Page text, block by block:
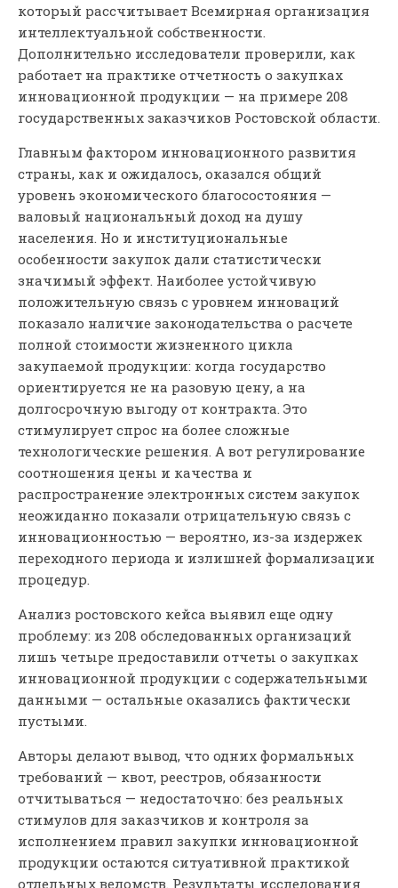
который рассчитывает Всемирная организация
интеллектуальной собственности.
Дополнительно исследователи проверили, как
работает на практике отчетность о закупках
инновационной продукции — на примере 208
государственных заказчиков Ростовской области.
Главным фактором инновационного развития
страны, как и ожидалось, оказался общий
уровень экономического благосостояния —
валовый национальный доход на душу
населения. Но и институциональные
особенности закупок дали статистически
значимый эффект. Наиболее устойчивую
положительную связь с уровнем инноваций
показало наличие законодательства о расчете
полной стоимости жизненного цикла
закупаемой продукции: когда государство
ориентируется не на разовую цену, а на
долгосрочную выгоду от контракта. Это
стимулирует спрос на более сложные
технологические решения. А вот регулирование
соотношения цены и качества и
распространение электронных систем закупок
неожиданно показали отрицательную связь с
инновационностью — вероятно, из-за издержек
переходного периода и излишней формализации
процедур.
Анализ ростовского кейса выявил еще одну
проблему: из 208 обследованных организаций
лишь четыре предоставили отчеты о закупках
инновационной продукции с содержательными
данными — остальные оказались фактически
пустыми.
Авторы делают вывод, что одних формальных
требований — квот, реестров, обязанности
отчитываться — недостаточно: без реальных
стимулов для заказчиков и контроля за
исполнением правил закупки инновационной
продукции остаются ситуативной практикой
отдельных ведомств. Результаты исследования